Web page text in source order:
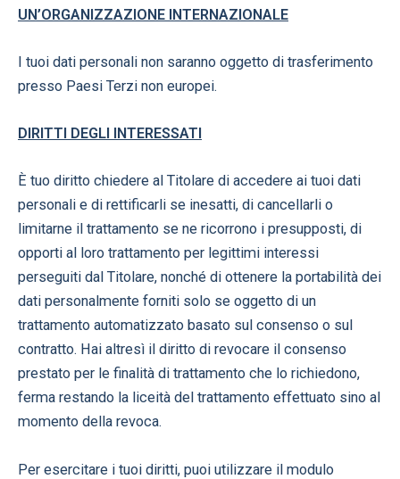
UN’ORGANIZZAZIONE INTERNAZIONALE
I tuoi dati personali non saranno oggetto di trasferimento
presso Paesi Terzi non europei.
DIRITTI DEGLI INTERESSATI
È tuo diritto chiedere al Titolare di accedere ai tuoi dati
personali e di rettificarli se inesatti, di cancellarli o
limitarne il trattamento se ne ricorrono i presupposti, di
opporti al loro trattamento per legittimi interessi
perseguiti dal Titolare, nonché di ottenere la portabilità dei
dati personalmente forniti solo se oggetto di un
trattamento automatizzato basato sul consenso o sul
contratto. Hai altresì il diritto di revocare il consenso
prestato per le finalità di trattamento che lo richiedono,
ferma restando la liceità del trattamento effettuato sino al
momento della revoca.
Per esercitare i tuoi diritti, puoi utilizzare il modulo